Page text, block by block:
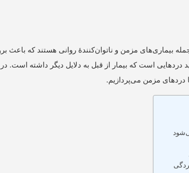
بیماری‌های مزمن و ناتوان‌کنندۀ روانی هستند که باعث
دردهایی است که بیمار از قبل به دلایل دیگر داشته است.
دردهای مزمن می‌پردازیم.